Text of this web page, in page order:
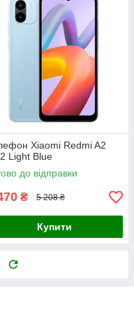
Xiaomi Redmi A2
Light Blue
до відправки
₴ 5 208 ₴
Купити